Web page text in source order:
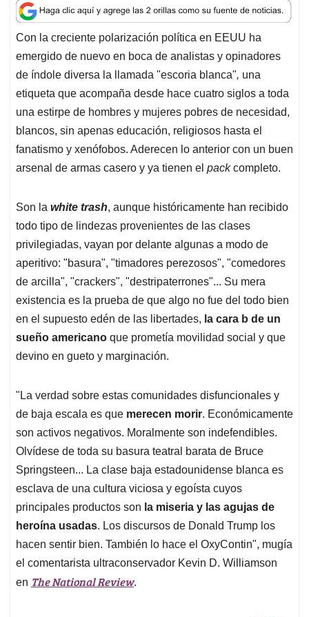
a
t
s
A
p
p
c
e
b
o
o
k
n
k
e
d
I
n
a
i
l
r
e
a
d
s
Con la creciente polarización política en EEUU ha
emergido de nuevo en boca de analistas y opinadores
de índole diversa la llamada "escoria blanca", una
etiqueta que acompaña desde hace cuatro siglos a toda
una estirpe de hombres y mujeres pobres de necesidad,
blancos, sin apenas educación, religiosos hasta el
fanatismo y xenófobos. Aderecen lo anterior con un buen
arsenal de armas casero y ya tienen el packcompleto.
Son la white trash, aunque históricamente han recibido
todo tipo de lindezas provenientes de las clases
privilegiadas, vayan por delante algunas a modo de
aperitivo: "basura", "timadores perezosos", "comedores
de arcilla", "crackers", "destripaterrones"... Su mera
existencia es la prueba de que algo no fue del todo bien
en el supuesto edén de las libertades, la cara b de un
sueño americano que prometía movilidad social y que
devino en gueto y marginación.
"La verdad sobre estas comunidades disfuncionales y
de baja escala es que merecen morir. Económicamente
son activos negativos. Moralmente son indefendibles.
Olvídese de toda su basura teatral barata de Bruce
Springsteen... La clase baja estadounidense blanca es
esclava de una cultura viciosa y egoísta cuyos
principales productos son la miseria y las agujas de
heroína usadas. Los discursos de Donald Trump los
hacen sentir bien. También lo hace el OxyContin", mugía
el comentarista ultraconservador Kevin D. Williamson
en The National Review.